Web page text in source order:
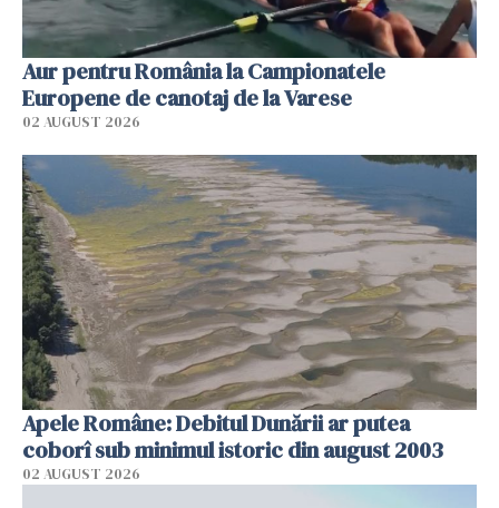
Aur pentru România la Campionatele
Europene de canotaj de la Varese
02 AUGUST 2026
Apele Române: Debitul Dunării ar putea
coborî sub minimul istoric din august 2003
02 AUGUST 2026